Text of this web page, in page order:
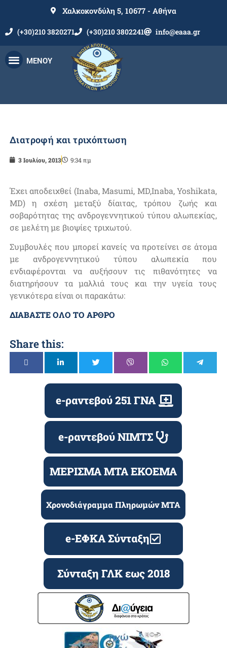
Χαλκοκονδύλη 5, 10677 - Αθήνα
(+30)210 3820271 (+30)210 3802241 info@eaaa.gr
ΜΕΝΟΥ
Διατροφή και τριχόπτωση
3 Ιουλίου, 2013 9:34 πμ
Έχει αποδειχθεί (Inaba, Masumi, MD,Inaba, Yoshikata,
MD) η σχέση μεταξύ δίαιτας, τρόπου ζωής και
σοβαρότητας της ανδρογεννητικού τύπου αλωπεκίας,
σε μελέτη με βιοψίες τριχωτού.
Συμβουλές που μπορεί κανείς να προτείνει σε άτομα
με ανδρογεννητικού τύπου αλωπεκία που
ενδιαφέρονται να αυξήσουν τις πιθανότητες να
διατηρήσουν τα μαλλιά τους και την υγεία τους
γενικότερα είναι οι παρακάτω:
ΔΙΑΒΑΣΤΕ ΟΛΟ ΤΟ ΑΡΘΡΟ
Share this:
e-ραντεβού 251 ΓΝΑ
e-ραντεβού ΝΙΜΤΣ
ΜΕΡΙΣΜΑ ΜΤΑ ΕΚΟΕΜΑ
Χρονοδιάγραμμα Πληρωμών ΜΤΑ
e-ΕΦΚΑ Σύνταξη
Σύνταξη ΓΛΚ εως 2018